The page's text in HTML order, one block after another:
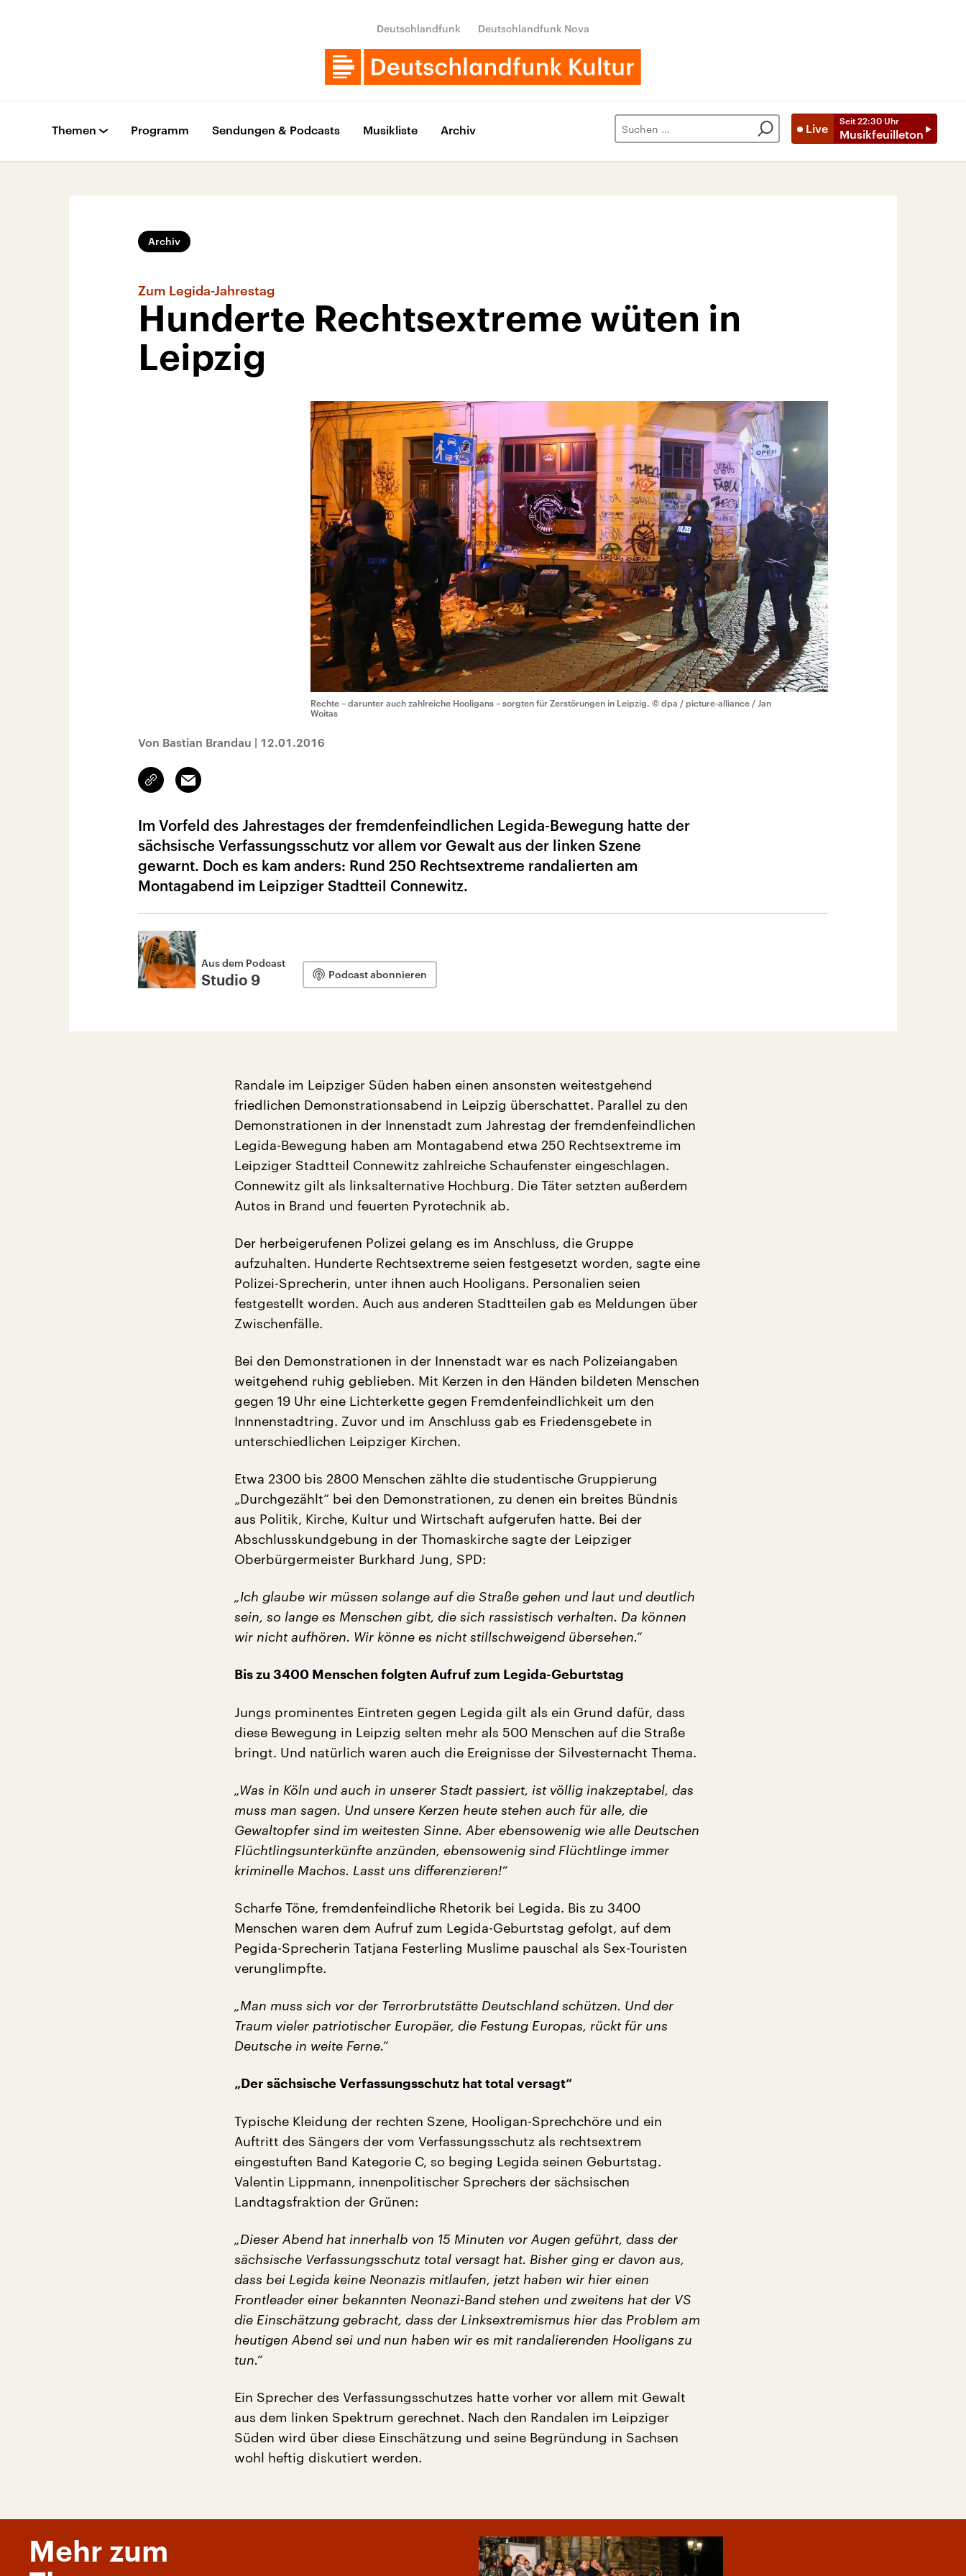
Deutschlandfunk Deutschlandfunk Nova
Live
Seit 22:30 Uhr
Musikfeuilleton
Themen Programm Sendungen & Podcasts Musikliste Archiv
Archiv
Zum Legida-Jahrestag
Hunderte Rechtsextreme wüten in
Leipzig
Rechte – darunter auch zahlreiche Hooligans – sorgten für Zerstörungen in Leipzig. © dpa / picture-alliance / Jan
Woitas
Von Bastian Brandau | 12.01.2016
Link
kopieren/teilen
Email
Im Vorfeld des Jahrestages der fremdenfeindlichen Legida-Bewegung hatte der
sächsische Verfassungsschutz vor allem vor Gewalt aus der linken Szene
gewarnt. Doch es kam anders: Rund 250 Rechtsextreme randalierten am
Montagabend im Leipziger Stadtteil Connewitz.
Aus dem Podcast
Studio 9 Podcast abonnieren
Randale im Leipziger Süden haben einen ansonsten weitestgehend
friedlichen Demonstrationsabend in Leipzig überschattet. Parallel zu den
Demonstrationen in der Innenstadt zum Jahrestag der fremdenfeindlichen
Legida-Bewegung haben am Montagabend etwa 250 Rechtsextreme im
Leipziger Stadtteil Connewitz zahlreiche Schaufenster eingeschlagen.
Connewitz gilt als linksalternative Hochburg. Die Täter setzten außerdem
Autos in Brand und feuerten Pyrotechnik ab.
Der herbeigerufenen Polizei gelang es im Anschluss, die Gruppe
aufzuhalten. Hunderte Rechtsextreme seien festgesetzt worden, sagte eine
Polizei-Sprecherin, unter ihnen auch Hooligans. Personalien seien
festgestellt worden. Auch aus anderen Stadtteilen gab es Meldungen über
Zwischenfälle.
Bei den Demonstrationen in der Innenstadt war es nach Polizeiangaben
weitgehend ruhig geblieben. Mit Kerzen in den Händen bildeten Menschen
gegen 19 Uhr eine Lichterkette gegen Fremdenfeindlichkeit um den
Innnenstadtring. Zuvor und im Anschluss gab es Friedensgebete in
unterschiedlichen Leipziger Kirchen.
Etwa 2300 bis 2800 Menschen zählte die studentische Gruppierung
„Durchgezählt“ bei den Demonstrationen, zu denen ein breites Bündnis
aus Politik, Kirche, Kultur und Wirtschaft aufgerufen hatte. Bei der
Abschlusskundgebung in der Thomaskirche sagte der Leipziger
Oberbürgermeister Burkhard Jung, SPD:
„Ich glaube wir müssen solange auf die Straße gehen und laut und deutlich
sein, so lange es Menschen gibt, die sich rassistisch verhalten. Da können
wir nicht aufhören. Wir könne es nicht stillschweigend übersehen.“
Bis zu 3400 Menschen folgten Aufruf zum Legida-Geburtstag
Jungs prominentes Eintreten gegen Legida gilt als ein Grund dafür, dass
diese Bewegung in Leipzig selten mehr als 500 Menschen auf die Straße
bringt. Und natürlich waren auch die Ereignisse der Silvesternacht Thema.
„Was in Köln und auch in unserer Stadt passiert, ist völlig inakzeptabel, das
muss man sagen. Und unsere Kerzen heute stehen auch für alle, die
Gewaltopfer sind im weitesten Sinne. Aber ebensowenig wie alle Deutschen
Flüchtlingsunterkünfte anzünden, ebensowenig sind Flüchtlinge immer
kriminelle Machos. Lasst uns differenzieren!“
Scharfe Töne, fremdenfeindliche Rhetorik bei Legida. Bis zu 3400
Menschen waren dem Aufruf zum Legida-Geburtstag gefolgt, auf dem
Pegida-Sprecherin Tatjana Festerling Muslime pauschal als Sex-Touristen
verunglimpfte.
„Man muss sich vor der Terrorbrutstätte Deutschland schützen. Und der
Traum vieler patriotischer Europäer, die Festung Europas, rückt für uns
Deutsche in weite Ferne.“
„Der sächsische Verfassungsschutz hat total versagt“
Typische Kleidung der rechten Szene, Hooligan-Sprechchöre und ein
Auftritt des Sängers der vom Verfassungsschutz als rechtsextrem
eingestuften Band Kategorie C, so beging Legida seinen Geburtstag.
Valentin Lippmann, innenpolitischer Sprechers der sächsischen
Landtagsfraktion der Grünen:
„Dieser Abend hat innerhalb von 15 Minuten vor Augen geführt, dass der
sächsische Verfassungsschutz total versagt hat. Bisher ging er davon aus,
dass bei Legida keine Neonazis mitlaufen, jetzt haben wir hier einen
Frontleader einer bekannten Neonazi-Band stehen und zweitens hat der VS
die Einschätzung gebracht, dass der Linksextremismus hier das Problem am
heutigen Abend sei und nun haben wir es mit randalierenden Hooligans zu
tun.“
Ein Sprecher des Verfassungsschutzes hatte vorher vor allem mit Gewalt
aus dem linken Spektrum gerechnet. Nach den Randalen im Leipziger
Süden wird über diese Einschätzung und seine Begründung in Sachsen
wohl heftig diskutiert werden.
Mehr zum